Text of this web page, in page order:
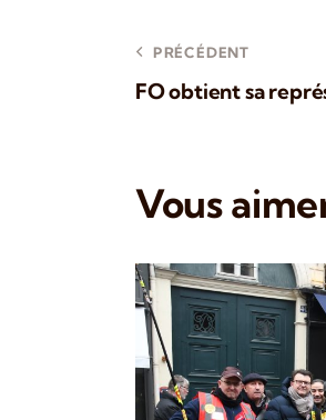
PRÉCÉDENT
FO obtient sa
Vous